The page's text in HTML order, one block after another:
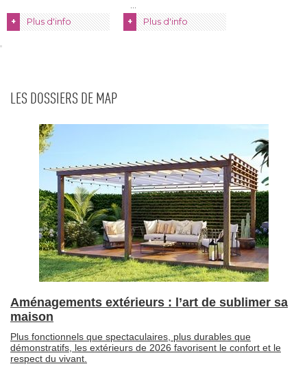
+ Plus d'info + Plus d'info
LES DOSSIERS DE MAP
Aménagements extérieurs : l’art de sublimer sa
maison
Plus fonctionnels que spectaculaires, plus durables que
démonstratifs, les extérieurs de 2026 favorisent le confort et le
respect du vivant.